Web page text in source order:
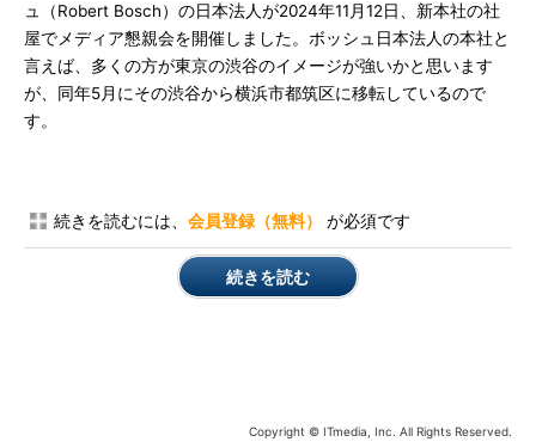
ュ（Robert Bosch）の日本法人が2024年11月12日、新本社の社
屋でメディア懇親会を開催しました。ボッシュ日本法人の本社と
言えば、多くの方が東京の渋谷のイメージが強いかと思います
が、同年5月にその渋谷から横浜市都筑区に移転しているので
す。
続きを読むには、 会員登録（無料） が必須です
続きを読む
Copyright © ITmedia, Inc. All Rights Reserved.